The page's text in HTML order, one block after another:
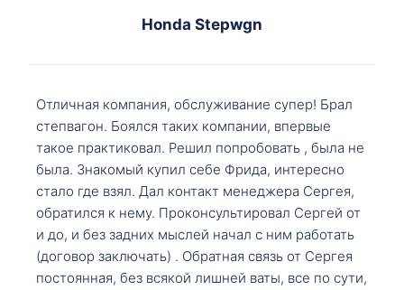
Honda Stepwgn
Отличная компания, обслуживание супер! Брал
степвагон. Боялся таких компании, впервые
такое практиковал. Решил попробовать , была не
была. Знакомый купил себе Фрида, интересно
стало где взял. Дал контакт менеджера Сергея,
обратился к нему. Проконсультировал Сергей от
и до, и без задних мыслей начал с ним работать
(договор заключать) . Обратная связь от Сергея
постоянная, без всякой лишней ваты, все по сути,